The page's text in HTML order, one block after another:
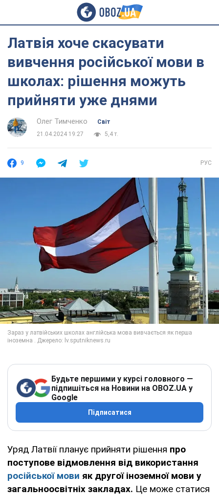
Латвія хоче скасувати
вивчення російської мови в
школах: рішення можуть
прийняти уже днями
Олег Тимченко
Світ
21.04.2024 19:27
5,4 т.
9 РУС
Будьте першими у курсі головного —
підпишіться на Новини на OBOZ.UA у
Google
Підписатися
Уряд Латвії планує прийняти рішення про
поступове відмовлення від використання
російської мови як другої іноземної мови у
загальноосвітніх закладах. Це може статися